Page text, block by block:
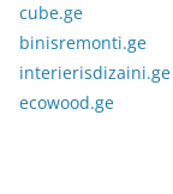
cube.ge
binisremonti.ge
interierisdizaini.ge
ecowood.ge